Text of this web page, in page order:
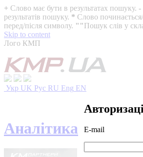
+ Слово має бути в результатах пошуку. -
результатів пошуку. * Слово
перед/після символу. ""Пошук слів у
Skip to content
Лого КМП
Укр UK Рус RU Eng EN
E-mail
Аналітика